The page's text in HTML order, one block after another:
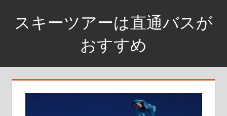
ツ
スキーツアーは直通バスが
おすすめ
乗
り